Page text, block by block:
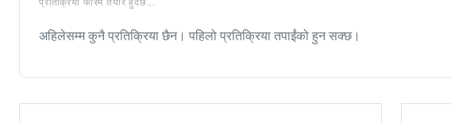
प्रतिक्रिया फारम तयार हुँदैछ...
अहिलेसम्म कुनै प्रतिक्रिया छैन। पहिलो प्रतिक्रिया तपाईंको हुन सक्छ।